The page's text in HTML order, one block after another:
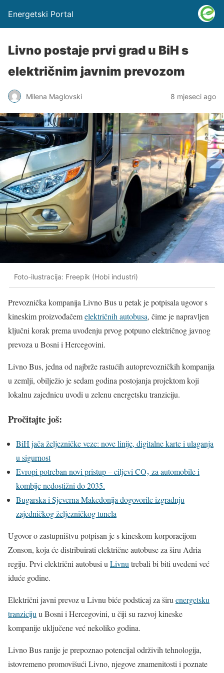
Energetski Portal
Livno postaje prvi grad u BiH s
električnim javnim prevozom
Milena Maglovski 8 mjeseci ago
Foto-ilustracija: Freepik (Hobi industri)
Prevoznička kompanija Livno Bus u petak je potpisala ugovor s
kineskim proizvođačemelektričnih autobusa, čime je napravljen
ključni korak prema uvođenju prvog potpuno električnog javnog
prevoza u Bosni i Hercegovini.
Livno Bus, jedna od najbrže rastućih autoprevozničkih kompanija
u zemlji, obilježio je sedam godina postojanja projektom koji
lokalnu zajednicu uvodi u zelenu energetsku tranziciju.
Pročitajte još:
BiH jača željezničke veze: nove linije, digitalne karte i ulaganja
u sigurnost
Evropi potreban novi pristup – ciljevi CO₂ za automobile i
kombije nedostižni do 2035.
Bugarska i Sjeverna Makedonija dogovorile izgradnju
zajedničkog željezničkog tunela
Ugovor o zastupništvu potpisan je s kineskom korporacijom
Zonson, koja će distribuirati električne autobuse za širu Adria
regiju. Prvi električni autobusi u Livnu trebali bi biti uvedeni već
iduće godine.
Električni javni prevoz u Livnu biće podsticaj za širu energetsku
tranziciju u Bosni i Hercegovini, u čiji su razvoj kineske
kompanije uključene već nekoliko godina.
Livno Bus ranije je prepoznao potencijal održivih tehnologija,
istovremeno promovišući Livno, njegove znamenitosti i poznate